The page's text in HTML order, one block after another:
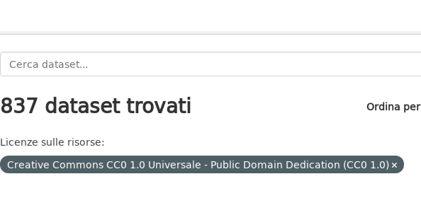
Ordina per
837 dataset trovati
Licenze sulle risorse:
Creative Commons CC0 1.0 Universale - Public Domain Dedication (CC0 1.0)